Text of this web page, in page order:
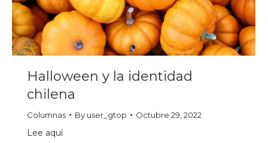
Halloween y la identidad
chilena
Columnas By user_gtop Octubre 29, 2022
Lee aquí